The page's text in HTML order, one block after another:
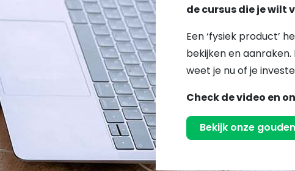
de cursus die je wilt
Een ‘fysiek product’
bekijken en
weet je nu of je
Check de video en
Bekijk onze